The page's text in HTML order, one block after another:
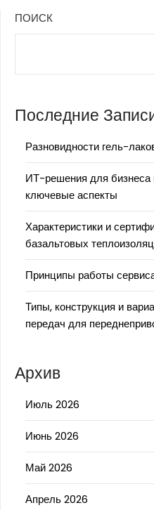
ПОИСК
Последние
Разновидности гель-
ИТ-решения для бизнеса
ключевые аспекты
Характеристики и
базальтовых
Принципы работы
Типы, конструкция и
передач для
Архив
Июль 2026
Июнь 2026
Май 2026
Апрель 2026